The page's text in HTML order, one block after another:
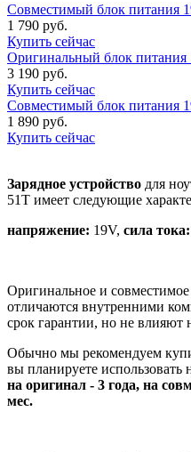
Совместимый блок питания
1 790 руб.
Купить сейчас
Оригинальный блок
3 190 руб.
Купить сейчас
Совместимый блок питания
1 890 руб.
Купить сейчас
Зарядное устройство для
51T имеет следующие
напряжение: 19V, сила тока:
Оригинальное и совместимое
отличаются внутренними
срок гарантии, но не влияют
Обычно мы рекомендуем
вы планируете использовать
на оригинал - 3 года, на
мес.